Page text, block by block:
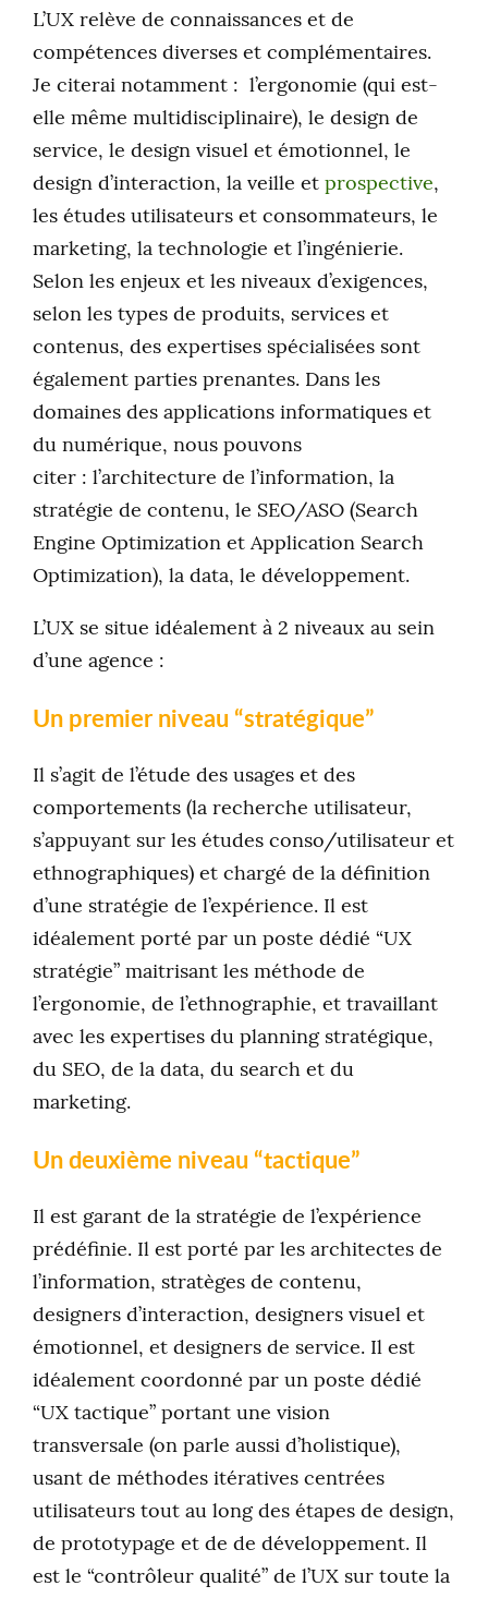
L’UX relève de connaissances et de
compétences diverses et complémentaires.
Je citerai notamment : l’ergonomie (qui est-
elle même multidisciplinaire), le design de
service, le design visuel et émotionnel, le
design d’interaction, la veille etprospective,
les études utilisateurs et consommateurs, le
marketing, la technologie et l’ingénierie.
Selon les enjeux et les niveaux d’exigences,
selon les types de produits, services et
contenus, des expertises spécialisées sont
également parties prenantes. Dans les
domaines des applications informatiques et
du numérique, nous pouvons
citer : l’architecture de l’information, la
stratégie de contenu, le SEO/ASO (Search
Engine Optimization et Application Search
Optimization), la data, le développement.
L’UX se situe idéalement à 2 niveaux au sein
d’une agence :
Un premier niveau “stratégique”
Il s’agit de l’étude des usages et des
comportements (la recherche utilisateur,
s’appuyant sur les études conso/utilisateur et
ethnographiques) et chargé de la définition
d’une stratégie de l’expérience. Il est
idéalement porté par un poste dédié “UX
stratégie” maitrisant les méthode de
l’ergonomie, de l’ethnographie, et travaillant
avec les expertises du planning stratégique,
du SEO, de la data, du search et du
marketing.
Un deuxième niveau “tactique”
Il est garant de la stratégie de l’expérience
prédéfinie. Il est porté par les architectes de
l’information, stratèges de contenu,
designers d’interaction, designers visuel et
émotionnel, et designers de service. Il est
idéalement coordonné par un poste dédié
“UX tactique” portant une vision
transversale (on parle aussi d’holistique),
usant de méthodes itératives centrées
utilisateurs tout au long des étapes de design,
de prototypage et de de développement. Il
est le “contrôleur qualité” de l’UX sur toute la